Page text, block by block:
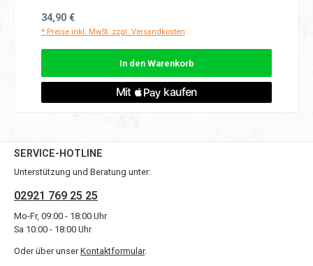
Regulärer Preis:
34,90 €
* Preise inkl. MwSt. zzgl. Versandkosten
In den Warenkorb
SERVICE-HOTLINE
Unterstützung und Beratung unter:
02921 769 25 25
Mo-Fr, 09:00 - 18:00 Uhr
Sa 10:00 - 18:00 Uhr
Oder über unser Kontaktformular.